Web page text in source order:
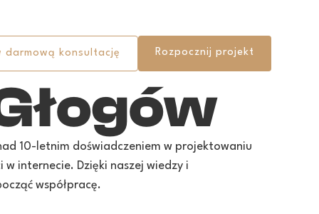
darmową konsultację Rozpocznij projekt
10-letnim doświadczeniem w projektowaniu
internecie. Dzięki naszej wiedzy i
współpracę.